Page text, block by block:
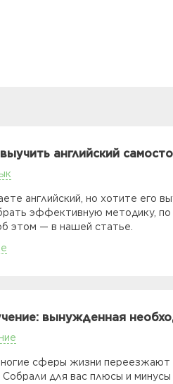
английский
английский, но хотите его
эффективную методику, по
этом — в нашей статье.
вынужденная
сферы жизни переезжают
для вас плюсы и